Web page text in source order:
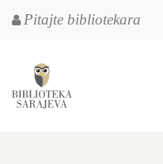
Pitajte bibliotekara